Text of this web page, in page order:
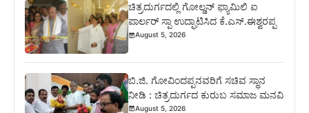
ಚಿತ್ರದುರ್ಗದಲ್ಲಿ ಗೋಲ್ಡನ್ ಫ್ಯಾಮಿಲಿ ಐ
ಪಾರ್ಲರ್ ಸ್ಪಾ ಉದ್ಘಾಟಿಸಿದ ಕೆ.ಎಸ್.ಈಶ್ವರಪ್ಪ
August 5, 2026
ಬಿ.ಜಿ. ಗೋವಿಂದಪ್ಪನವರಿಗೆ ಸಚಿವ ಸ್ಥಾನ
ನೀಡಿ : ಚಿತ್ರದುರ್ಗದ ಕುರುಬ ಸಮಾಜ ಮನವಿ
August 5, 2026